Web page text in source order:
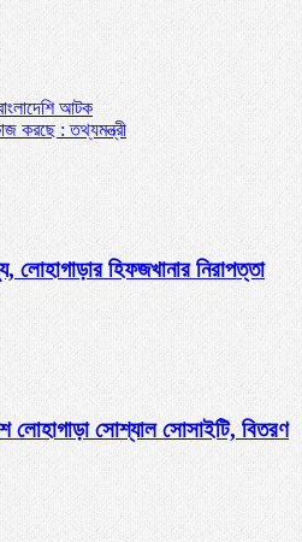
আটক
করছে : তথ্যমন্ত্রী
হিফজখানার নিরাপত্তা
লোহাগাড়া সোশ্যাল সোসাইটি, বিতরণ